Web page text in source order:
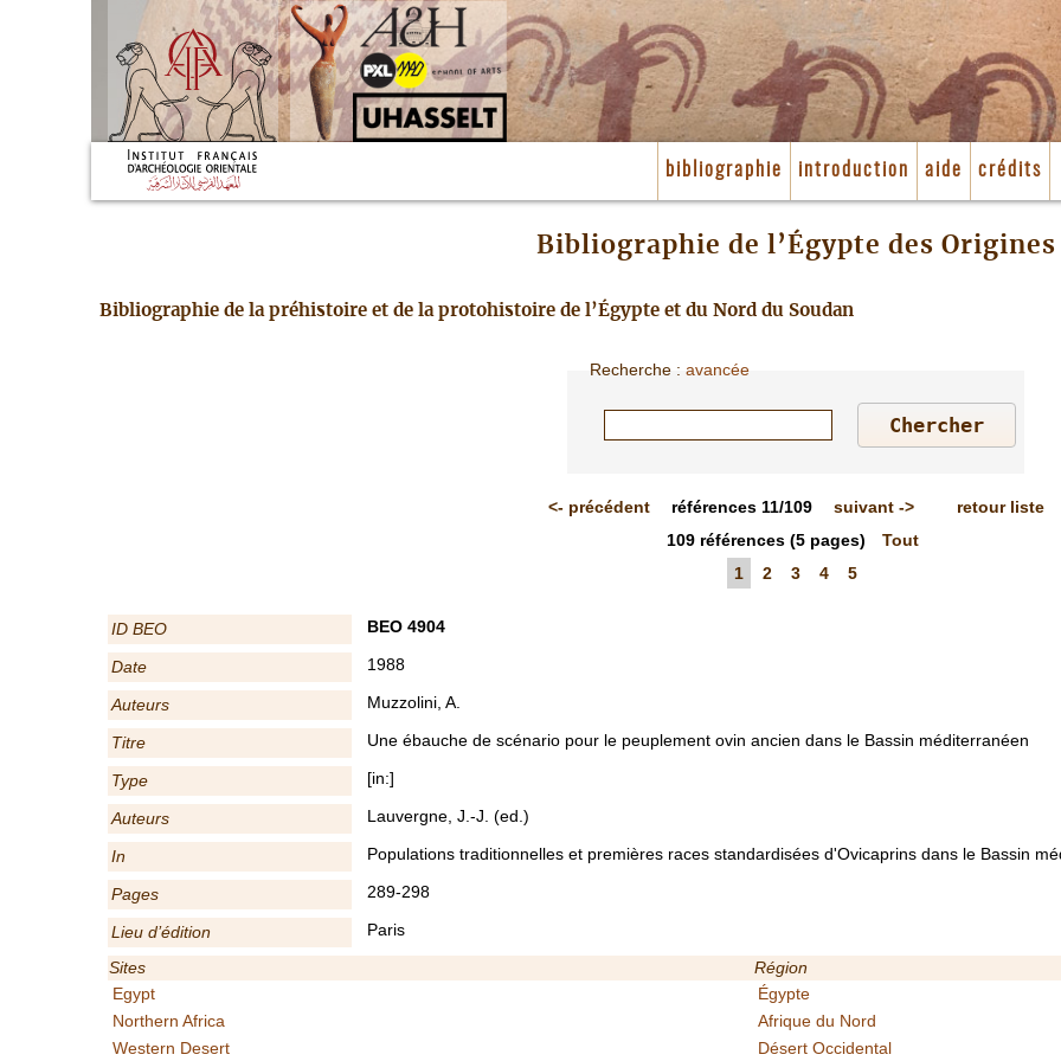
bibliographie introduction aide crédits
Bibliographie de l’Égypte des Origines
Bibliographie de la préhistoire et de la protohistoire de l’Égypte et du Nord du Soudan
Recherche :avancée
<- précédent références11/109 suivant->
retour liste
109 références(5 pages)
Tout
1
2 3 4 5
ID BEO BEO 4904
Date 1988
Auteurs Muzzolini, A.
Titre Une ébauche de scénario pour le peuplement ovin ancien dans le Bassin méditerranéen
Type [in:]
Auteurs Lauvergne, J.-J. (ed.)
In Populations traditionnelles et premières races standardisées d'Ovicaprins dans le Bassin
Pages 289-298
Lieu d’édition
Paris
Sites
Région
Egypt
Égypte
Northern Africa
Afrique du Nord
Western Desert
Désert Occidental